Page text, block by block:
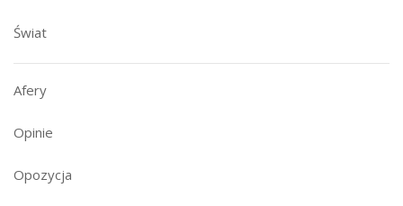
Świat
Afery
Opinie
Opozycja